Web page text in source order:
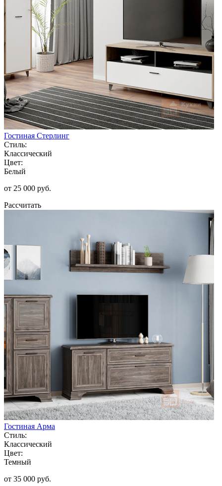
Гостиная Стерлинг
Стиль:
Классический
Цвет:
Белый
от 25 000 руб.
Рассчитать
Гостиная Арма
Стиль:
Классический
Цвет:
Темный
от 35 000 руб.